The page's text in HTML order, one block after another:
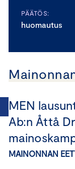
PÄÄTÖS:
huomautus
MEN
Ab:n Åttå
MAINONNAN